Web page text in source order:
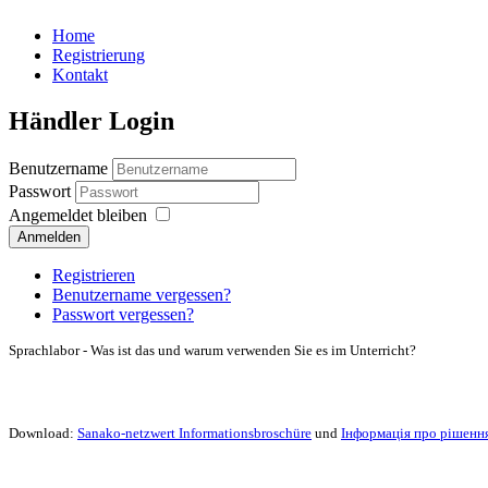
Home
Registrierung
Kontakt
Händler Login
Benutzername
Passwort
Angemeldet bleiben
Anmelden
Registrieren
Benutzername vergessen?
Passwort vergessen?
Sprachlabor - Was ist das und warum verwenden Sie es im Unterricht?
Download: Sanako-netzwert Informationsbroschüre und Інформація про